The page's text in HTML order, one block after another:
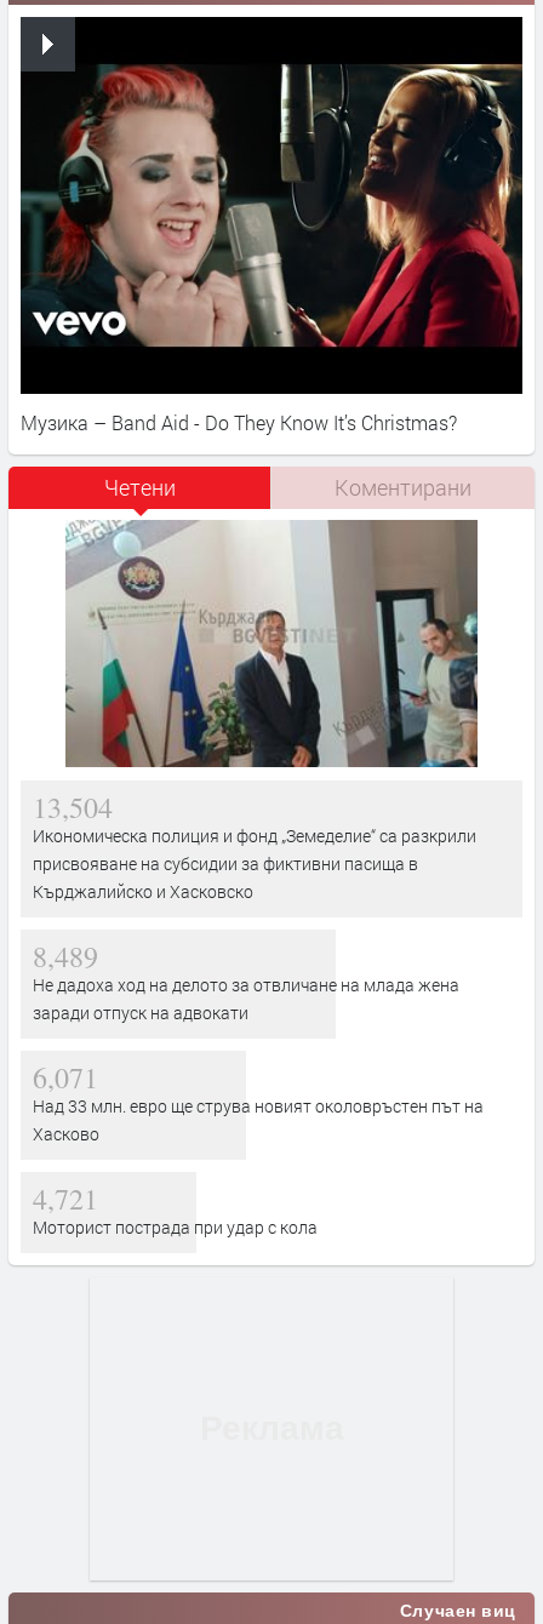
Музика – Band Aid - Do They Know It’s Christmas?
Четени Коментирани
13,504
Икономическа полиция и фонд „Земеделие“ са разкрили
присвояване на субсидии за фиктивни пасища в
Кърджалийско и Хасковско
8,489
Не дадоха ход на делото за отвличане на млада жена
заради отпуск на адвокати
6,071
Над 33 млн. евро ще струва новият околовръстен път на
Хасково
4,721
Моторист пострада при удар с кола
Случаен виц